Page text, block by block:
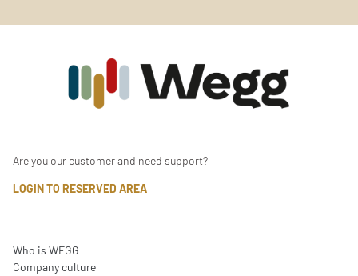
Are you our customer and need support?
LOGIN TO RESERVED AREA
Who is WEGG
Company culture